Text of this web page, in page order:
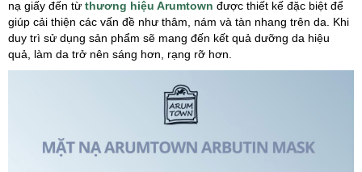
nạ giấy đến từ thương hiệu Arumtown được thiết kế đặc biệt để
giúp cải thiện các vấn đề như thâm, nám và tàn nhang trên da. Khi
duy trì sử dụng sản phẩm sẽ mang đến kết quả dưỡng da hiệu
quả, làm da trở nên sáng hơn, rạng rỡ hơn.